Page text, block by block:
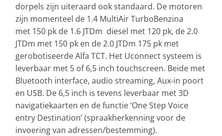
dorpels zijn uiteraard ook standaard. De motoren
zijn momenteel de 1.4 MultiAir TurboBenzina
met 150 pk de 1.6 JTDm diesel met 120 pk, de 2.0
JTDm met 150 pk en de 2.0 JTDm 175 pk met
gerobotiseerde Alfa TCT. Het Uconnect systeem is
leverbaar met 5 of 6,5 inch touchscreen. Beide met
Bluetooth interface, audio streaming, Aux-in poort
en USB. De 6,5 inch is tevens leverbaar met 3D
navigatiekaarten en de functie ‘One Step Voice
entry Destination’ (spraakherkenning voor de
invoering van adressen/bestemming).